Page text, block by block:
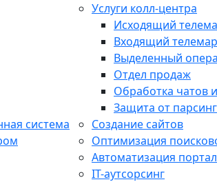
система
Услуги колл-центра
Исходящий
Входящий
Выделенный
Отдел продаж
Обработка чатов
Защита от
Создание сайтов
Оптимизация
Автоматизация
IT-аутсорсинг